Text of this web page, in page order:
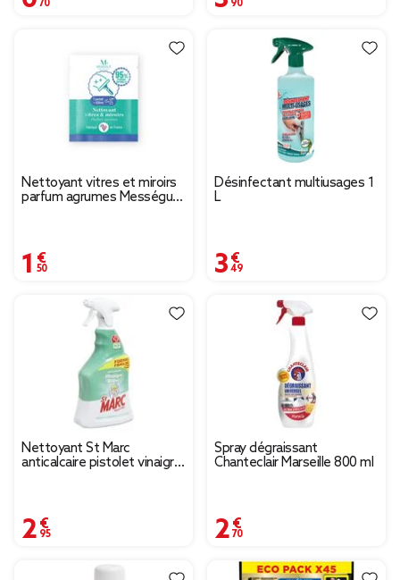
Nettoyant vitres et miroirs
parfum agrumes Mességué
1,50 €
Désinfectant multiusages 1
L
3,49 €
Nettoyant St Marc
anticalcaire pistolet vinaigre
2,95 €
Spray dégraissant
Chanteclair Marseille 800 ml
2,70 €